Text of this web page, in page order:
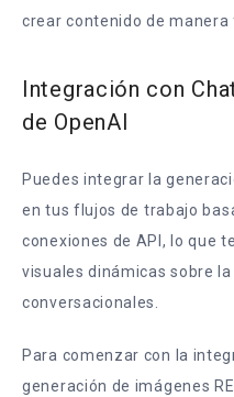
crear contenido de manera
Integración con
de OpenAI
Puedes integrar la
en tus flujos de trabajo
conexiones de API, lo que
visuales dinámicas sobre
conversacionales.
Para comenzar con la
generación de imágenes